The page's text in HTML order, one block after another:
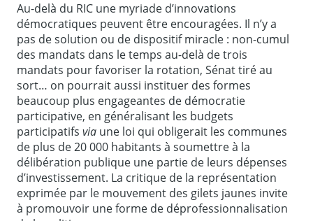
Au-delà du RIC une myriade d’innovations
démocratiques peuvent être encouragées. Il n’y a
pas de solution ou de dispositif miracle : non-cumul
des mandats dans le temps au-delà de trois
mandats pour favoriser la rotation, Sénat tiré au
sort… on pourrait aussi instituer des formes
beaucoup plus engageantes de démocratie
participative, en généralisant les budgets
participatifs via une loi qui obligerait les communes
de plus de 20 000 habitants à soumettre à la
délibération publique une partie de leurs dépenses
d’investissement. La critique de la représentation
exprimée par le mouvement des gilets jaunes invite
à promouvoir une forme de déprofessionnalisation